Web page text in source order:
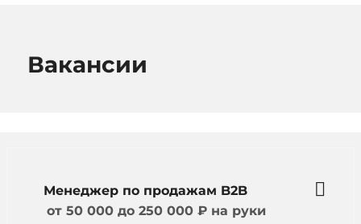
Вакансии
Менеджер по продажам B2B
от 50 000 до 250 000 ₽ на руки